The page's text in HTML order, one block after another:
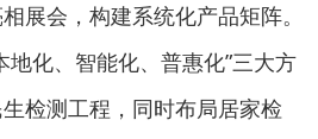
展会，构建系统化产品矩阵。
化、智能化、普惠化”三大方
检测工程，同时布局居家检